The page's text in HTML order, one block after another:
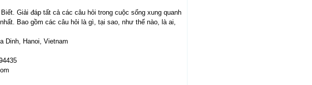
Giải đáp tất cả các câu hỏi trong cuộc sống xung quanh
Bao gồm các câu hỏi là gì, tại sao, như thế nào, là ai,
Dinh, Hanoi, Vietnam